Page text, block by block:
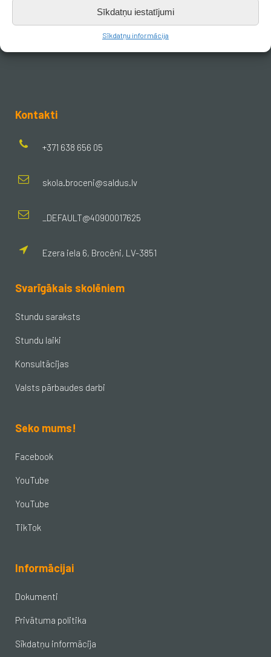
Sīkdatņu iestatījumi
Sīkdatņu informācija
Kontakti
+371 638 656 05
skola.broceni@saldus.lv
_DEFAULT@40900017625
Ezera iela 6, Brocēni, LV-3851
Svarīgākais skolēniem
Stundu saraksts
Stundu laiki
Konsultācijas
Valsts pārbaudes darbi
Seko mums!
Facebook
YouTube
YouTube
TikTok
Informācijai
Dokumenti
Privātuma politika
Sīkdatņu informācija